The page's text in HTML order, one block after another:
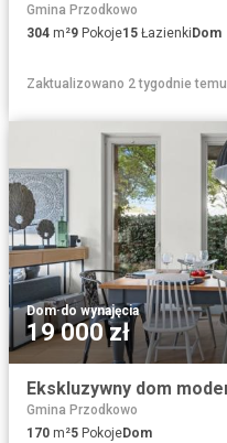
Gmina Przodkowo
304 m²9 Pokoje15 ŁazienkiDom
Zaktualizowano 2 tygodnie temu
Dom·do wynajęcia
19 000 zł
Gmina Przodkowo
170 m²5 PokojeDom